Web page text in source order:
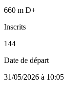
660 m D+
Inscrits
144
Date de départ
31/05/2026 à 10:05